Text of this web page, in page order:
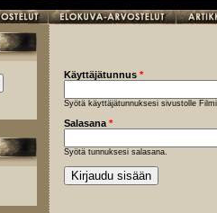
Käyttäjätunnus *
Syötä käyttäjätunnuksesi sivustolle
Salasana *
Syötä tunnuksesi salasana.